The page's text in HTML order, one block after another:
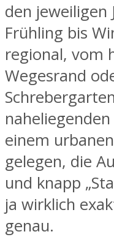
den jeweiligen
Frühling bis
regional, vom
Wegesrand
einem
gelegen, die
und knapp
ja wirklich
genau.